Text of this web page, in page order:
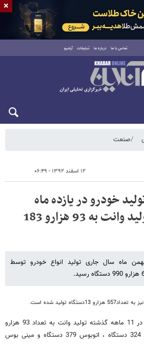
تماس با ما درباره ما تبلیغات آرشیو
صنعت
۱۲ اسفند ۱۳۹۲ - ۰۶:۴۹
خودرو در یازده ماه
ابتدایی امسال/ تولید وانت به 93 هزارو 183
بهمن ماه سال جاری تولید انواع خودرو توسط
تولید شده است.
به گزارش خبرگزاری خبرآنلاین در 11 ماهه گذشته تولید وانت به تعداد 93 هزارو
183 دستگاه ، کامیون 6هزارو 324 دستگاه ، اتوبوس 379 دستگاه و مینی بوس
×